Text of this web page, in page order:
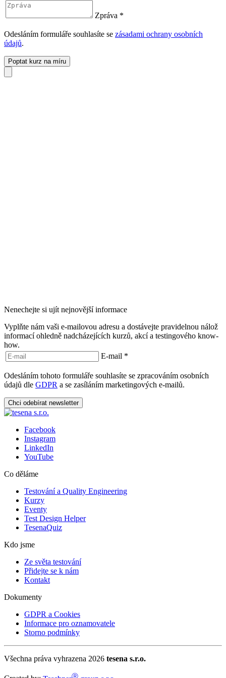
Zpráva *
Odesláním formuláře souhlasíte se zásadami ochrany osobních
údajů.
Poptat kurz na míru
Nenechejte si ujít nejnovější informace
Vyplňte nám vaši e-mailovou adresu a dostávejte pravidelnou nálož
informací ohledně nadcházejících kurzů, akcí a testingového know-
how.
E-mail *
Odesláním tohoto formuláře souhlasíte se zpracováním osobních
údajů dle GDPR a se zasíláním marketingových e-mailů.
Chci odebírat newsletter
Facebook
Instagram
LinkedIn
YouTube
Co děláme
Testování a Quality Engineering
Kurzy
Eventy
Test Design Helper
TesenaQuiz
Kdo jsme
Ze světa testování
Přidejte se k nám
Kontakt
Dokumenty
GDPR a Cookies
Informace pro oznamovatele
Storno podmínky
Všechna práva vyhrazena 2026 tesena s.r.o.
Ⓡ